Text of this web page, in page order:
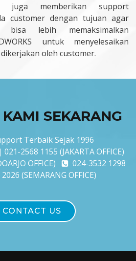
memberikan support
customer dengan tujuan agar
bisa lebih memaksimalkan
untuk menyelesaikan
oleh customer.
SEKARANG
Terbaik Sejak 1996
2568 1155 (JAKARTA OFFICE)
OFFICE)
024-3532 1298
(SEMARANG OFFICE)
CONTACT US